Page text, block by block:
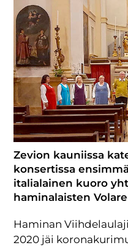
Zevion kauniissa
konsertissa
italialainen kuoro
haminalaisten
Haminan
2020 jäi